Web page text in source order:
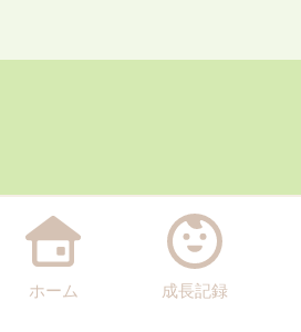
ホーム 成長記録